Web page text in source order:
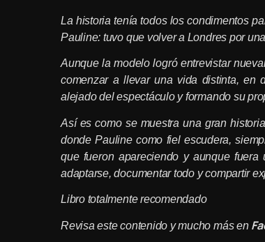
La historia tenía todos los condimentos
Pauline: tuvo que volver a Londres por
Aunque la modelo logró entrevistar
comenzar a llevar una vida distinta, en
alejado del espectáculo y formando su
Así es como se muestra una gran
donde Pauline como fiel escudera,
que fueron apareciendo y aunque
adaptarse, documentar todo y compartir
Libro totalmente recomendado
Revisa este contenido y mucho más en